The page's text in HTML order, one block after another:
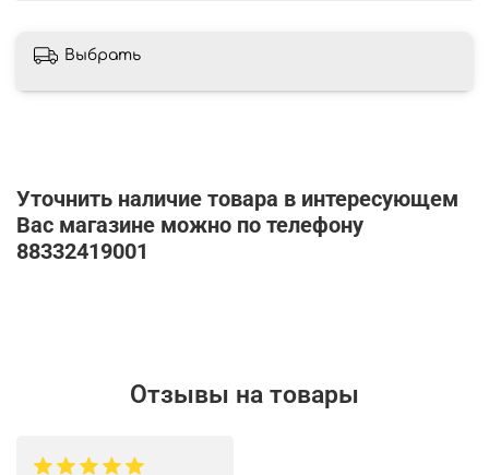
Выбрать
Уточнить наличие товара в интересующем
Вас магазине можно по телефону
88332419001
Отзывы на товары